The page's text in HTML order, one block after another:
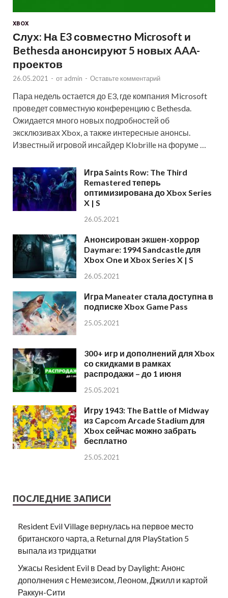
XBOX
Слух: На E3 совместно Microsoft и
Bethesda анонсируют 5 новых AAA-
проектов
26.05.2021 - от admin - Оставьте комментарий
Пара недель остается до E3, где компания Microsoft
проведет совместную конференцию с Bethesda.
Ожидается много новых подробностей об
эксклюзивах Xbox, а также интересные анонсы.
Известный игровой инсайдер Klobrille на форуме …
Игра Saints Row: The Third
Remastered теперь
оптимизирована до Xbox Series
X | S
26.05.2021
Анонсирован экшен-хоррор
Daymare: 1994 Sandcastle для
Xbox One и Xbox Series X | S
26.05.2021
Игра Maneater стала доступна в
подписке Xbox Game Pass
25.05.2021
300+ игр и дополнений для Xbox
со скидками в рамках
распродажи – до 1 июня
25.05.2021
Игру 1943: The Battle of Midway
из Capcom Arcade Stadium для
Xbox сейчас можно забрать
бесплатно
25.05.2021
ПОСЛЕДНИЕ ЗАПИСИ
Resident Evil Village вернулась на первое место
британского чарта, а Returnal для PlayStation 5
выпала из тридцатки
Ужасы Resident Evil в Dead by Daylight: Анонс
дополнения с Немезисом, Леоном, Джилл и картой
Раккун-Сити